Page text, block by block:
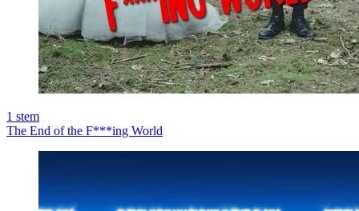
1 stem
The End of the F***ing World